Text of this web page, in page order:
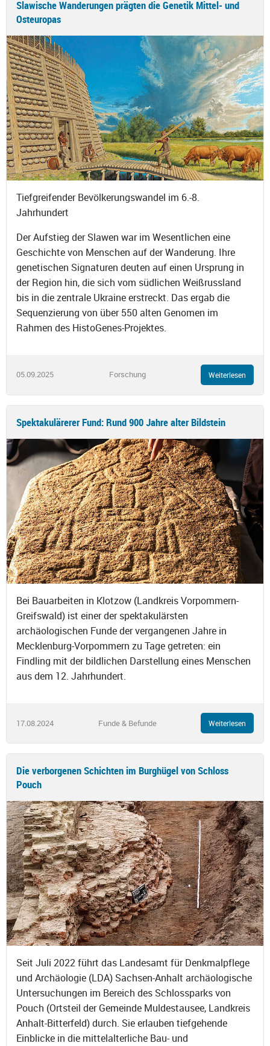
Slawische Wanderungen prägten die Genetik Mittel- und
Osteuropas
Tiefgreifender Bevölkerungswandel im 6.-8.
Jahrhundert
Der Aufstieg der Slawen war im Wesentlichen eine
Geschichte von Menschen auf der Wanderung. Ihre
genetischen Signaturen deuten auf einen Ursprung in
der Region hin, die sich vom südlichen Weißrussland
bis in die zentrale Ukraine erstreckt. Das ergab die
Sequenzierung von über 550 alten Genomen im
Rahmen des HistoGenes-Projektes.
05.09.2025 Forschung Weiterlesen
Spektakulärerer Fund: Rund 900 Jahre alter Bildstein
Bei Bauarbeiten in Klotzow (Landkreis Vorpommern-
Greifswald) ist einer der spektakulärsten
archäologischen Funde der vergangenen Jahre in
Mecklenburg-Vorpommern zu Tage getreten: ein
Findling mit der bildlichen Darstellung eines Menschen
aus dem 12. Jahrhundert.
17.08.2024 Funde & Befunde Weiterlesen
Die verborgenen Schichten im Burghügel von Schloss
Pouch
Seit Juli 2022 führt das Landesamt für Denkmalpflege
und Archäologie (LDA) Sachsen-Anhalt archäologische
Untersuchungen im Bereich des Schlossparks von
Pouch (Ortsteil der Gemeinde Muldestausee, Landkreis
Anhalt-Bitterfeld) durch. Sie erlauben tiefgehende
Einblicke in die mittelalterliche Bau- und